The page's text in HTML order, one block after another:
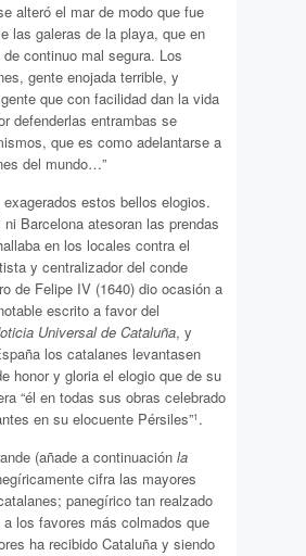
alteró el mar de modo que fue
las galeras de la playa, que en
continuo mal segura. Los
gente enojada terrible, y
que con facilidad dan la vida
defenderlas entrambas se
que es como adelantarse a
del mundo…”
estos bellos elogios.
Barcelona atesoran las prendas
en los locales contra el
y centralizador del conde
de Felipe IV (1640) dio ocasión a
escrito a favor del
Universal de Cataluña, y
los catalanes levantasen
honor y gloria el elogio que de su
“él en todas sus obras celebrado
en su elocuente Pérsiles”1 .
(añade a continuación la
cifra las mayores
panegírico tan realzado
los favores más colmados que
ha recibido Cataluña y siendo